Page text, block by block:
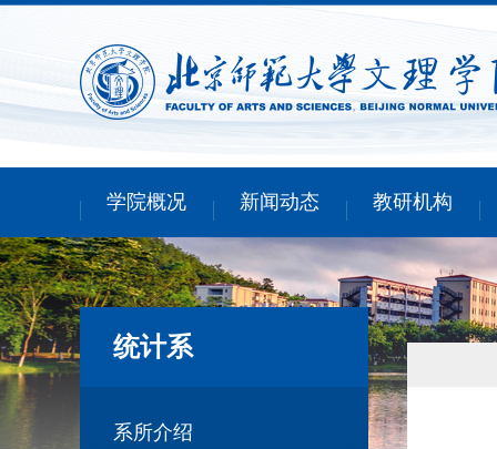
学院概况 新闻动态 教研机构
统计系
系所介绍